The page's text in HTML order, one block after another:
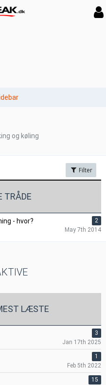
og køling
Filter
TRÅDE
- hvor?
2
May 7th 2014
LÆSTE
3
Jan 17th 2025
1
Feb 5th 2022
15